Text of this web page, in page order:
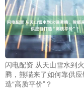
闪电配资 从天山雪水到
腾，熊喵来了如何靠供
造“高质平价”？